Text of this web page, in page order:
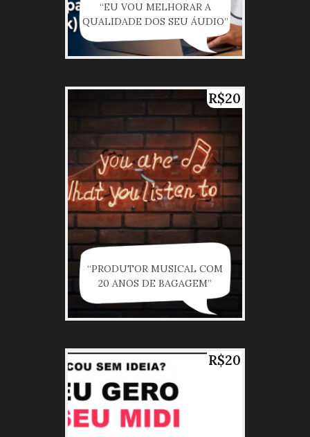
“EU VOU MELHORAR A
QUALIDADE DOS SEU ÁUDIO”
R$20
“PRODUTOR MUSICAL COM
20 ANOS DE BAGAGEM”
R$20